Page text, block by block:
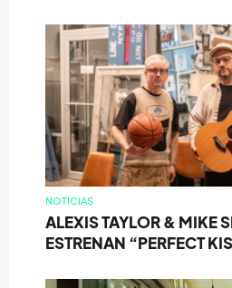
NOTICIAS
ALEXIS TAYLOR & MIKE
ESTRENAN “PERFECT